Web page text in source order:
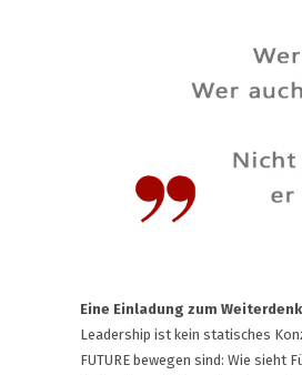
Eine Einladung zum
Leadership ist kein statisches
FUTURE bewegen sind: Wie sieht